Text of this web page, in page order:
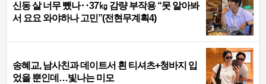
신동 살 너무 뺐나‥37㎏ 감량 부작용 “못 알아봐
서 요요 와야하나 고민”(전현무계획4)
송혜교, 남사친과 데이트서 흰 티셔츠+청바지 입
었을 뿐인데…빛나는 미모